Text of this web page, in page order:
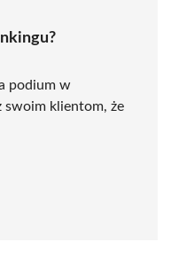
podium w
swoim klientom, że